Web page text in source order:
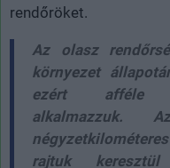
rendőröket.
Az olasz
környezet
ezért afféle
alkalmazzuk.
rajtuk